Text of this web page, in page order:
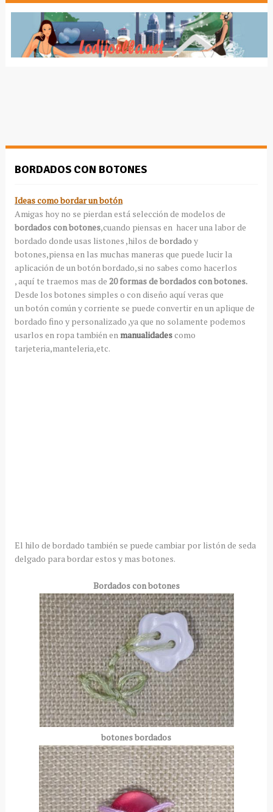
BORDADOS CON BOTONES
Ideas como bordar un botón
Amigas hoy no se pierdan está selección de modelos de
bordados con botones,cuando piensas en hacer una labor de
bordado donde usas listones ,hilos de bordado y
botones,piensa en las muchas maneras que puede lucir la
aplicación de un botón bordado,si no sabes como hacerlos
, aquí te traemos mas de 20 formas de bordados con botones.
Desde los botones simples o con diseño aquí veras que
un botón común y corriente se puede convertir en un aplique de
bordado fino y personalizado ,ya que no solamente podemos
usarlos en ropa también en manualidadescomo
tarjeteria,manteleria,etc.
El hilo de bordado también se puede cambiar por listón de seda
delgado para bordar estos y mas botones.
Bordados con botones
botones bordados